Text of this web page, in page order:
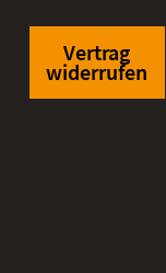
Vertrag
widerrufen